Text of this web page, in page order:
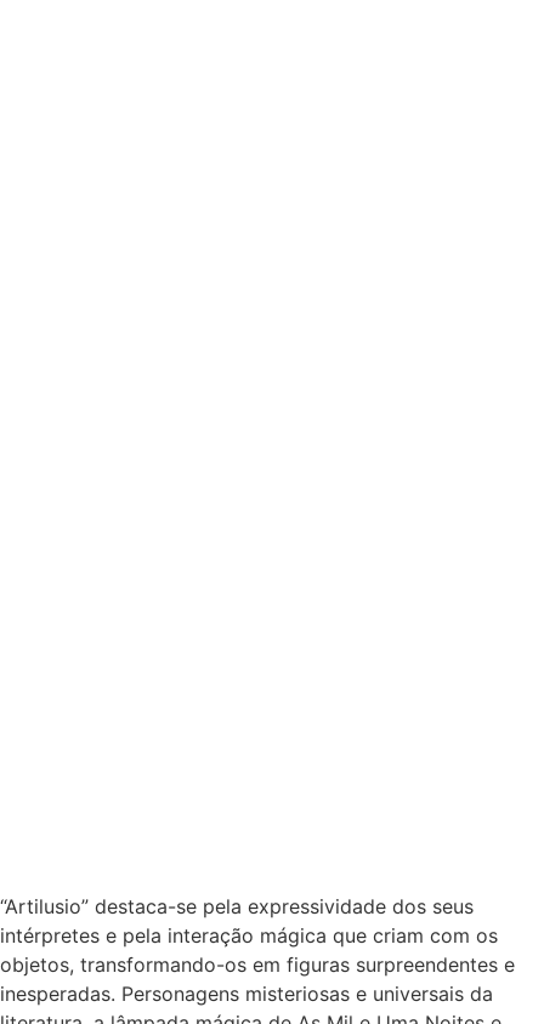
“Artilusio” destaca-se pela expressividade dos seus
intérpretes e pela interação mágica que criam com os
objetos, transformando-os em figuras surpreendentes e
inesperadas. Personagens misteriosas e universais da